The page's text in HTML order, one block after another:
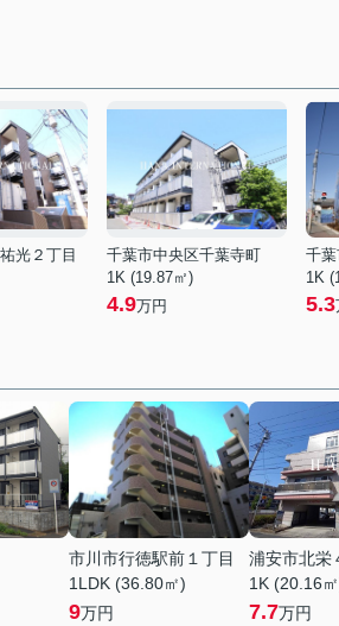
光２丁目
千葉市中央区千葉寺町
1K (19.87㎡)
4.9万円
千
1K
5.3
市川市行徳駅前１丁目
1LDK (36.80㎡)
9万円
浦安市北栄
1K (20.16
7.7万円